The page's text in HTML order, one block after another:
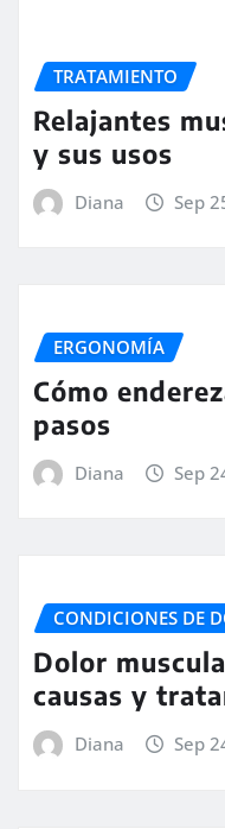
TRATAMIENTO
Relajantes
y sus usos
Diana Sep
ERGONOMÍA
Cómo
pasos
Diana Sep
CONDICIONES DE
Dolor
causas y
Diana Sep